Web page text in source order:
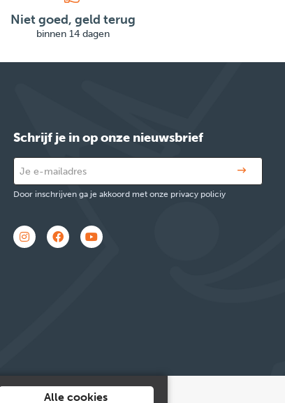
Niet goed, geld terug
binnen 14 dagen
Schrijf je in op onze nieuwsbrief
Door inschrijven ga je akkoord met onze privacy policiy
Alle cookies